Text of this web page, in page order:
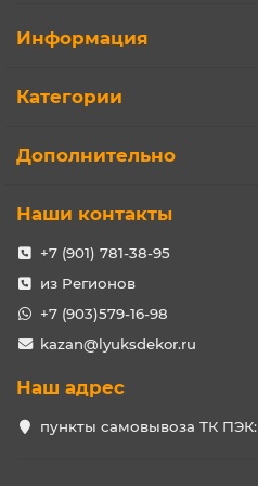
Информация
Категории
Дополнительно
Наши контакты
+7 (901) 781-38-95
из Регионов
+7 (903)579-16-98
kazan@lyuksdekor.ru
Наш адрес
пункты самовывоза ТК ПЭК: